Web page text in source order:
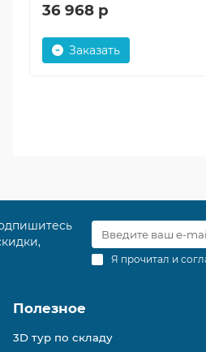
36 968 р
Заказать
Я прочитал и
Полезное
3D тур по складу